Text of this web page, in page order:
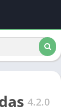
4.2.0